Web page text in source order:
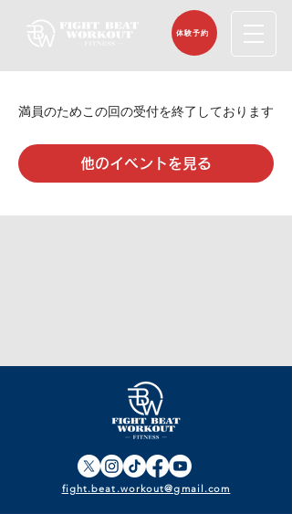
体験予約
満員のためこの回の受付を終了しております
他のイベントを見る
fight.beat.workout@gmail.com